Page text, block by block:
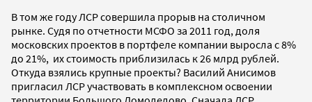
В том же году ЛСР совершила прорыв на столичном
рынке. Судя по отчетности МСФО за 2011 год, доля
московских проектов в портфеле компании выросла с 8%
до 21%, их стоимость приблизилась к 26 млрд рублей.
Откуда взялись крупные проекты? Василий Анисимов
пригласил ЛСР участвовать в комплексном освоении